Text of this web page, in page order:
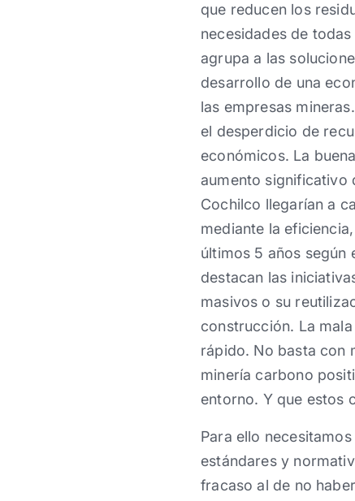
que reducen los
necesidades de
agrupa a las
desarrollo de una
las empresas
el desperdicio de
económicos. La
aumento significativo
Cochilco llegarían a
mediante la
últimos 5 años según
destacan las
masivos o su
construcción. La
rápido. No basta con
minería carbono
entorno. Y que estos
Para ello
estándares y
fracaso al de no